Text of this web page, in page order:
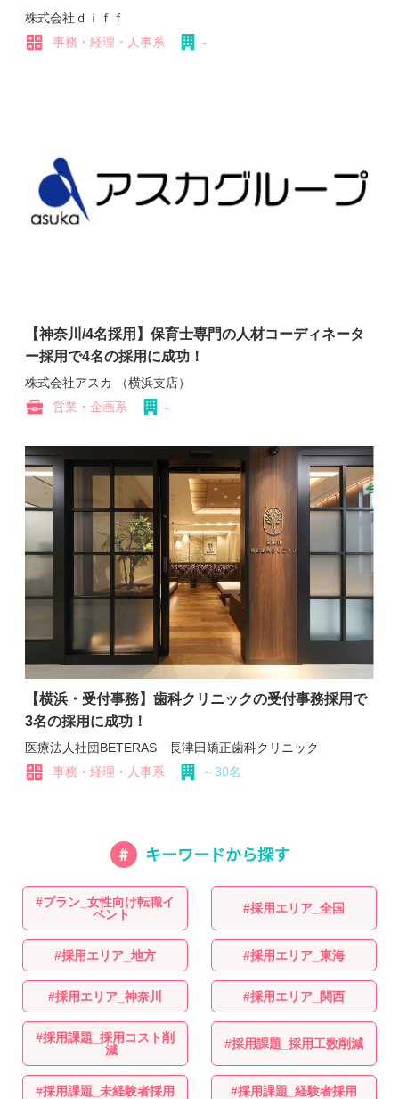
株式会社ｄｉｆｆ
事務・経理・人事系
-
【神奈川/4名採用】保育士専門の人材コーディネータ
ー採用で4名の採用に成功！
株式会社アスカ （横浜支店）
営業・企画系
-
【横浜・受付事務】歯科クリニックの受付事務採用で
3名の採用に成功！
医療法人社団BETERAS 長津田矯正歯科クリニック
事務・経理・人事系
～30名
キーワードから探す
プラン_女性向け転職イ
ベント
採用エリア_全国
採用エリア_地方 採用エリア_東海
採用エリア_神奈川 採用エリア_関西
採用課題_採用コスト削
減
採用課題_採用工数削減
採用課題_未経験者採用 採用課題_経験者採用